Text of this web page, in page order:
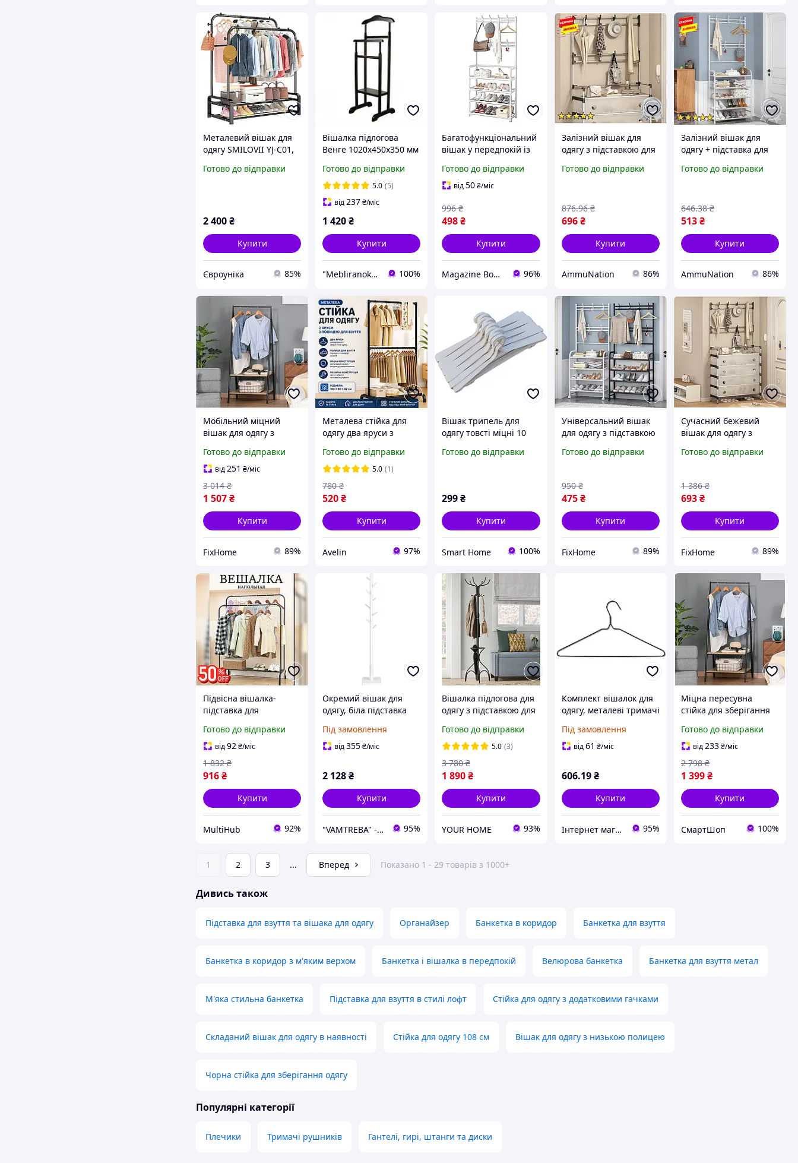
Металевий вішак для
одягу SMILOVII YJ-C01,
одягу, 8 підвісних
Готово до відправки
2 400₴
Купити
Євроуніка 85%
Вішалка підлогова
Венге 1020х450х350 мм
одягу в передпокій
Підставка для речей
підлогова
Готово до відправки
5.0 (5)
від237₴/міс
1 420₴
Купити
"Mebliranok": Виробник меблів для дому, офісу, салону 100%
Багатофункціональний
вішак у передпокій із
та стелажем, підлогова
стійка для зберігання
Готово до відправки
від50₴/міс
498₴
996 ₴
Купити
Magazine Bonya 96%
Залізний вішак для
одягу з підставкою для
зберігання одягу та
Готово до відправки
696 ₴
876.96 ₴
Купити
AmmuNation 86%
Залізний вішак для
одягу + підставка для
полиці "Multi-functional
Готово до відправки
513₴
646.38 ₴
Купити
AmmuNation 86%
Мобільний міцний
вішак для одягу з
й універсальним
дизайном для вашого
інтер'єру
Готово до відправки
від251 ₴/міс
1 507₴
3 014 ₴
Купити
FixHome 89%
Металева стійка для
одягу два яруси з
Розбірна підлогова
вішалка для одягу та
полицею для взуття
Готово до відправки
5.0 (1)
520₴
780 ₴
Купити
Avelin 97%
Вішак трипель для
одягу товсті міцні 10
Готово до відправки
299₴
Купити
Smart Home 100%
Універсальний вішак
для одягу з підставкою
полицями для
Готово до відправки
475 ₴
950 ₴
Купити
FixHome 89%
Сучасний бежевий
вішак для одягу з
та чотирма полицями 2
Готово до відправки
693₴
1 386 ₴
Купити
FixHome 89%
Підвісна вішалка-
підставка для
Вішалка 2 в 1,
Підставка вішака для
одягу, TWX
Готово до відправки
від92₴/міс
916₴
1 832 ₴
Купити
MultiHub 92%
Окремий вішак для
одягу, біла підставка
Під замовлення
від355₴/міс
2 128₴
Купити
"VAMTREBA" - інтер'єри мрій тепер доступні для всіх! Ви знайдете тут все з ІК! 95%
Вішалка підлогова для
одягу з підставкою для
Сумах Чорний
Готово до відправки
5.0 (3)
1 890₴
3 780 ₴
Купити
YOUR HOME 93%
Комплект вішалок для
одягу, металеві тримачі
міцні.
Під замовлення
від61 ₴/міс
606.19 ₴
Купити
Інтернет магазин - Маркет 95%
Міцна пересувна
стійка для зберігання
полицями, Підлогова
універсальна вішалка
для речей
Готово до відправки
від233₴/міс
1 399₴
2 798 ₴
Купити
СмартШоп 100%
1 2 3 ... Вперед Показано 1 - 29 товарів з 1000+
Дивись також
Підставка для взуття та вішака для одягу Органайзер Банкетка в коридор Банкетка для взуття
Банкетка в коридор з м'яким верхом Банкетка і вішалка в передпокій Велюрова банкетка Банкетка для взуття метал
М'яка стильна банкетка Підставка для взуття в стилі лофт Стійка для одягу з додатковими гачками
Складаний вішак для одягу в наявності Стійка для одягу 108 см Вішак для одягу з низькою полицею
Чорна стійка для зберігання одягу
Популярні категорії
Плечики Тримачі рушників Гантелі, гирі, штанги та диски